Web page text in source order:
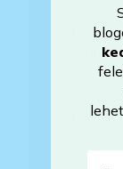
Milyen
Mikor